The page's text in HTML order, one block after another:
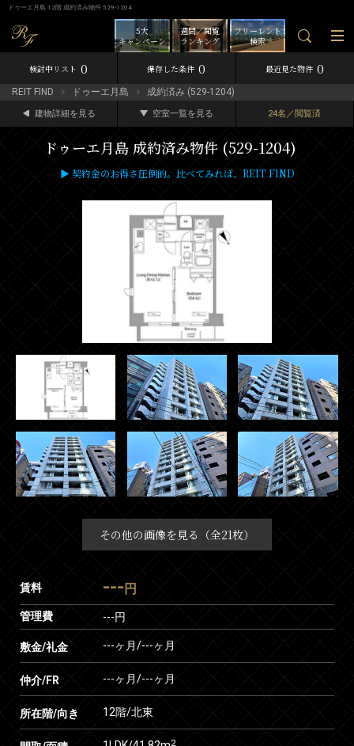
ドゥーエ月島 12階 成約済み物件 529-1204
フリーレント
検索
週間／閲覧
ランキング
5大
キャンペーン
検討中リスト 0 保存した条件 0 最近見た物件 0
REIT FIND ドゥーエ月島 成約済み (529-1204)
建物詳細を見る 空室一覧を見る 24名／閲覧済
ドゥーエ月島 成約済み物件 (529-1204)
▶ 契約金のお得さ圧倒的。比べてみれば、REIT FIND
その他の画像を見る（全21枚）
賃料 --- 円
管理費 ---円
敷金/礼金 ---ヶ月/---ヶ月
仲介/FR ---ヶ月/---ヶ月
所在階/向き 12階/北東
2